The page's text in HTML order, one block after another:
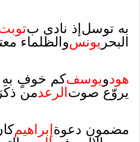
به توسل إذ نادى ب
البحر يونسوالظلماء
هودويوسفكم خوفٍ به
يروّع صوت الرعدمن
مضمون دعوة إبراهيم